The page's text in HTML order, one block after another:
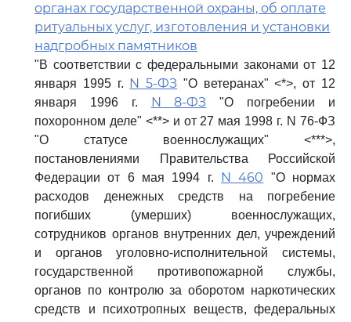
органах государственной охраны, об оплате
ритуальных услуг, изготовления и установки
надгробных памятников
"В соответствии с федеральными законами от 12
января 1995 г. N 5-ФЗ "О ветеранах" <*>, от 12
января 1996 г. N 8-ФЗ "О погребении и
похоронном деле" <**> и от 27 мая 1998 г. N 76-ФЗ
"О статусе военнослужащих" <***>,
постановлениями Правительства Российской
Федерации от 6 мая 1994 г. N 460 "О нормах
расходов денежных средств на погребение
погибших (умерших) военнослужащих,
сотрудников органов внутренних дел, учреждений
и органов уголовно-исполнительной системы,
государственной противопожарной службы,
органов по контролю за оборотом наркотических
средств и психотропных веществ, федеральных